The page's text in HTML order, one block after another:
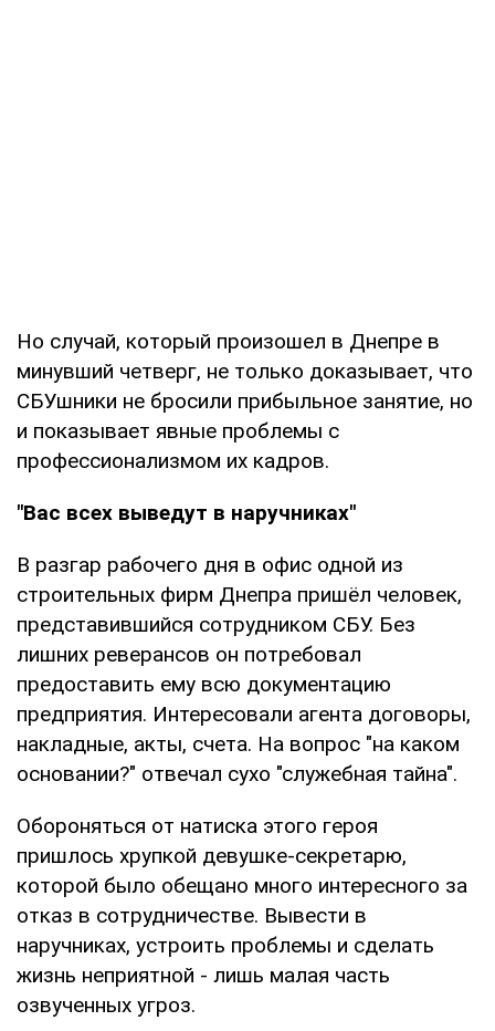
Но случай, который произошел в Днепре в
минувший четверг, не только доказывает, что
СБУшники не бросили прибыльное занятие, но
и показывает явные проблемы с
профессионализмом их кадров.
"Вас всех выведут в наручниках"
В разгар рабочего дня в офис одной из
строительных фирм Днепра пришёл человек,
представившийся сотрудником СБУ. Без
лишних реверансов он потребовал
предоставить ему всю документацию
предприятия. Интересовали агента договоры,
накладные, акты, счета. На вопрос "на каком
основании?" отвечал сухо "служебная тайна".
Обороняться от натиска этого героя
пришлось хрупкой девушке-секретарю,
которой было обещано много интересного за
отказ в сотрудничестве. Вывести в
наручниках, устроить проблемы и сделать
жизнь неприятной - лишь малая часть
озвученных угроз.